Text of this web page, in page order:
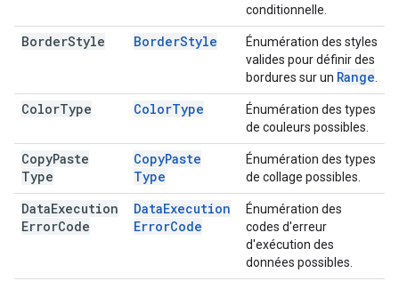
conditionnelle.
BorderStyle BorderStyle
Énumération des styles
valides pour définir des
bordures sur un Range
ColorType ColorType
Énumération des types
de couleurs possibles.
CopyPaste
Type
CopyPaste
Type
Énumération des types
de collage possibles.
DataExecution
ErrorCode
DataExecution
ErrorCode
Énumération des
codes d'erreur
d'exécution des
données possibles.